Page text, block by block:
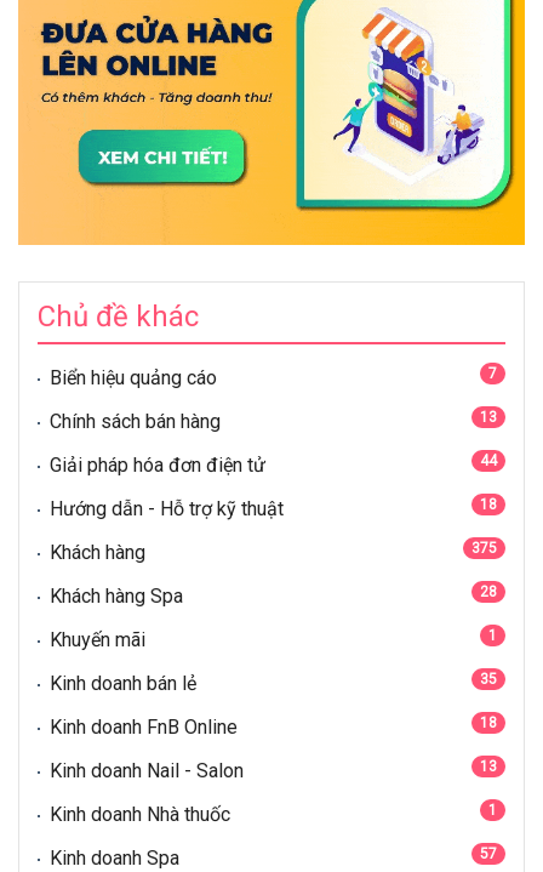
Chủ đề khác
Biển hiệu quảng cáo 7
Chính sách bán hàng 13
Giải pháp hóa đơn điện tử 44
Hướng dẫn - Hỗ trợ kỹ thuật 18
Khách hàng 375
Khách hàng Spa 28
Khuyến mãi 1
Kinh doanh bán lẻ 35
Kinh doanh FnB Online 18
Kinh doanh Nail - Salon 13
Kinh doanh Nhà thuốc 1
Kinh doanh Spa 57